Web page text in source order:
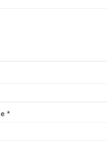
*